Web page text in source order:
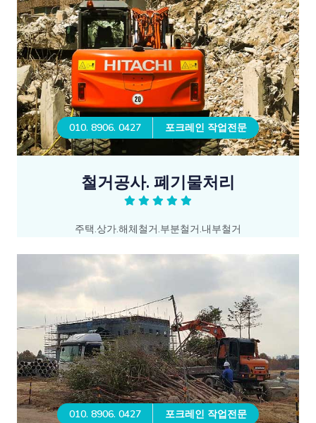
010. 8906. 0427 포크레인 작업전문
철거공사. 폐기물처리
주택.상가.해체철거.부분철거.내부철거
010. 8906. 0427 포크레인 작업전문